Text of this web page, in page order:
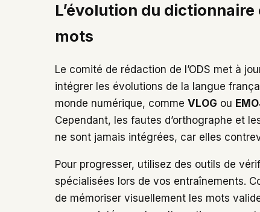
L’évolution du
mots
Le comité de rédaction de l’ODS met à
intégrer les évolutions de la langue
monde numérique, comme VLOG ou
Cependant, les fautes d’orthographe et
ne sont jamais intégrées, car elles
Pour progresser, utilisez des outils de
spécialisées lors de vos entraînements.
de mémoriser visuellement les mots